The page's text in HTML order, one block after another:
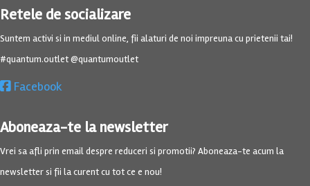
Retele de socializare
Suntem activi si in mediul online, fii alaturi de noi impreuna cu prietenii tai!
#quantum.outlet @quantumoutlet
Facebook
Aboneaza-te la newsletter
Vrei sa afli prin email despre reduceri si promotii? Aboneaza-te acum la
newsletter si fii la curent cu tot ce e nou!